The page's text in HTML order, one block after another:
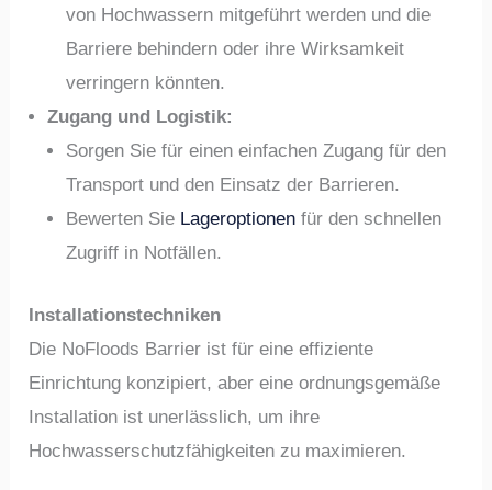
von Hochwassern mitgeführt werden und die
Barriere behindern oder ihre Wirksamkeit
verringern könnten.
Zugang und Logistik:
Sorgen Sie für einen einfachen Zugang für den
Transport und den Einsatz der Barrieren.
Bewerten Sie Lageroptionen für den schnellen
Zugriff in Notfällen.
Installationstechniken
Die NoFloods Barrier ist für eine effiziente
Einrichtung konzipiert, aber eine ordnungsgemäße
Installation ist unerlässlich, um ihre
Hochwasserschutzfähigkeiten zu maximieren.